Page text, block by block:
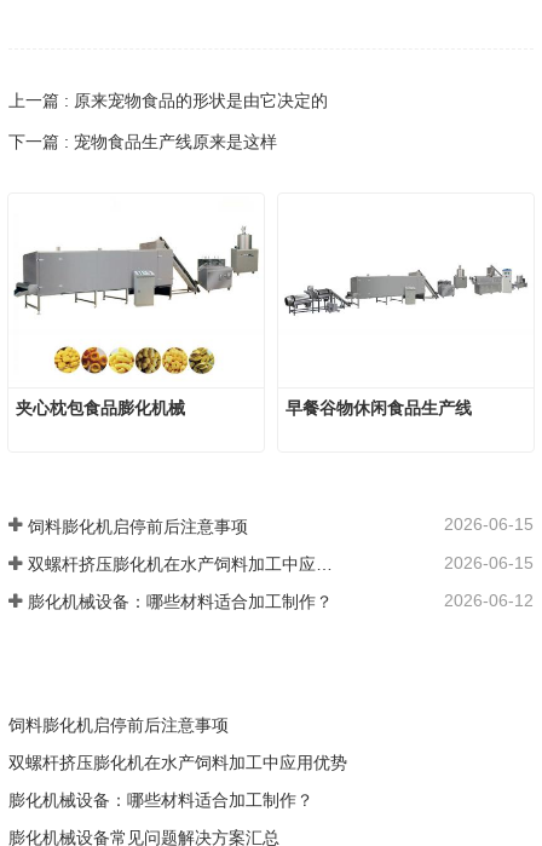
上一篇 : 原来宠物食品的形状是由它决定的
下一篇 : 宠物食品生产线原来是这样
夹心枕包食品膨化机械 早餐谷物休闲食品生产线
饲料膨化机启停前后注意事项 2026-06-15
2026-06-15
膨化机械设备：哪些材料适合加工制作？ 2026-06-12
饲料膨化机启停前后注意事项
双螺杆挤压膨化机在水产饲料加工中应用优势
膨化机械设备：哪些材料适合加工制作？
膨化机械设备常见问题解决方案汇总